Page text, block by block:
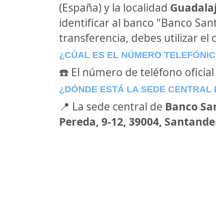
(España) y la localidad
identificar al banco "Banco
transferencia, debes utilizar el
¿CÚAL ES EL NÚMERO
☎️ El número de teléfono oficial
¿DÓNDE ESTÁ LA SEDE
📍 La sede central de Banco
Pereda, 9-12, 39004,